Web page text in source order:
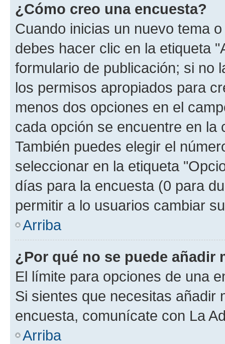
¿Cómo creo una encuesta?
Cuando inicias un nuevo tema
debes hacer clic en la etiqueta
formulario de publicación; si no
los permisos apropiados para
menos dos opciones en el
cada opción se encuentre en
También puedes elegir el
seleccionar en la etiqueta
días para la encuesta (0 para
permitir a lo usuarios cambiar
Arriba
¿Por qué no se puede añadir
El límite para opciones de una
Si sientes que necesitas añadir
encuesta, comunícate con La
Arriba